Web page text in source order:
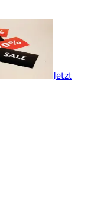
Jetzt